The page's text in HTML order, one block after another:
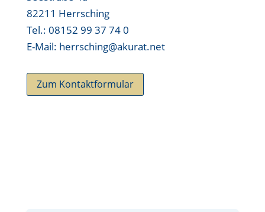
82211 Herrsching
Tel.: 08152 99 37 74 0
E-Mail: herrsching@akurat.net
Zum Kontaktformular